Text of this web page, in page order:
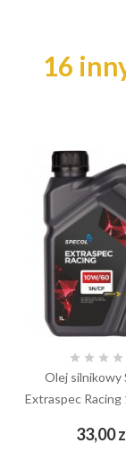
16
   
Olej silnikowy
Extraspec Racing
33,00